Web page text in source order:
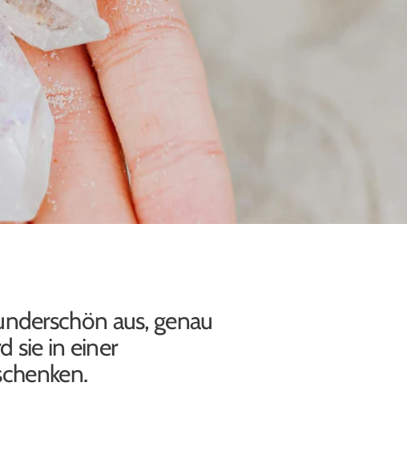
aus, genau
sie in einer